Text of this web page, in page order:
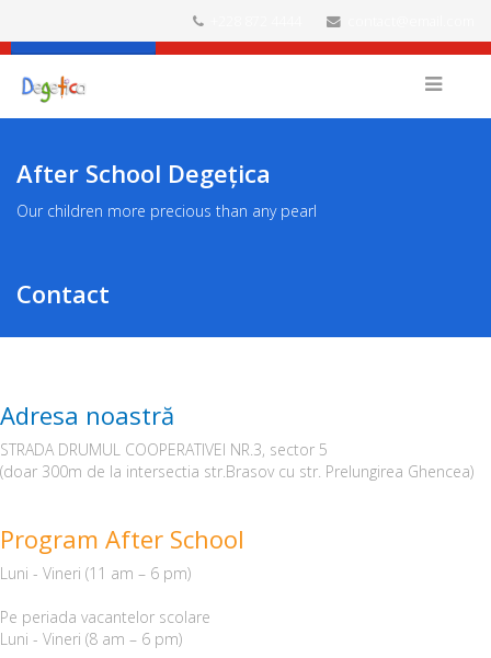
After School Degețica
Our children more precious than any pearl
Contact
Adresa noastră
STRADA DRUMUL COOPERATIVEI NR.3, sector 5
(doar 300m de la intersectia str.Brasov cu str. Prelungirea Ghencea)
Program After School
Luni - Vineri (11 am – 6 pm)
Pe periada vacantelor scolare
Luni - Vineri (8 am – 6 pm)